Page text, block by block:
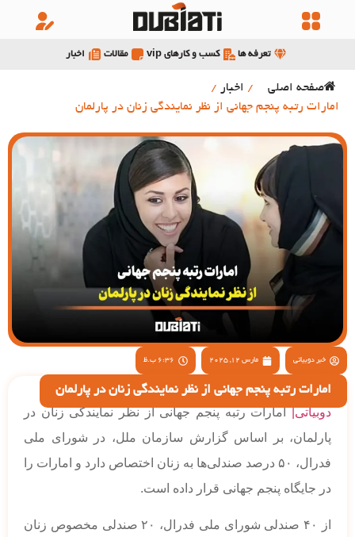
تعرفه ها کسب و کارهای vip مقالات اخبار
صفحه اصلی / اخبار /
امارات رتبه پنجم جهانی از نظر نمایندگی زنان در پارلمان
خبر دوبیاتی مارس 12, 2025 6:36 ب.ظ
امارات رتبه پنجم جهانی از نظر نمایندگی زنان در پارلمان
دوبیاتی|امارات رتبه پنجم جهانی از نظر نمایندگی زنان در
پارلمان، بر اساس گزارش سازمان ملل، در شورای ملی
فدرال، ۵۰ درصد صندلی‌ها به زنان اختصاص دارد و امارات را
در جایگاه پنجم جهانی قرار داده است.
از ۴۰ صندلی شورای ملی فدرال، ۲۰ صندلی مخصوص زنان